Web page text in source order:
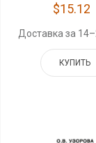
$15.12
Доставка за
КУПИТЬ